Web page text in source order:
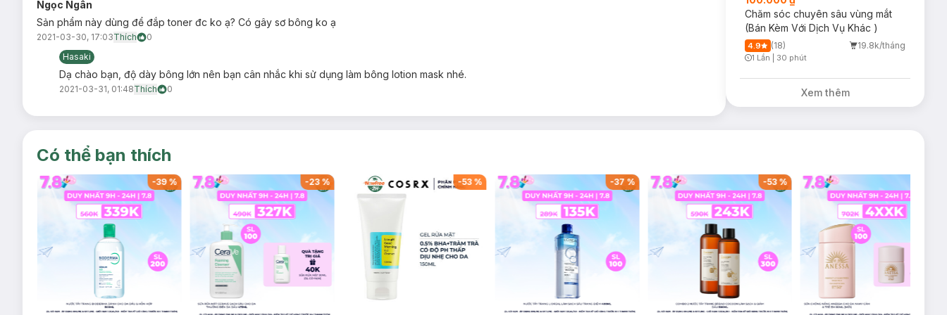
Bảo quản:
Bảo quản nơi khô ráo, thoáng mát
Tránh ánh nắng trực tiếp và nhiệt độ cao.
Thông số sản phẩm:
Xuất xứ thương hiệu:
Sản xuất tại: Trung Quốc
Ngọc Ngân
Sản phẩm này dùng để đắp toner đc ko ạ? Có gây sơ bông ko ạ
2021-03-30, 17:03Thích
0
Hasaki
Dạ chào bạn, độ dày bông lớn nên bạn cân nhắc khi sử dụng làm bông lotion mask nhé.
2021-03-31, 01:48Thích 0
Chăm sóc chuyên sâu vùng mắt
(Bán Kèm Với Dịch Vụ Khác )
4.9 (18) 19.8k/tháng
Timer Gray Icon
1 Lần 30 phút
Xem thêm
Có thể bạn thích
-39% -23% -53% -37 % -53%